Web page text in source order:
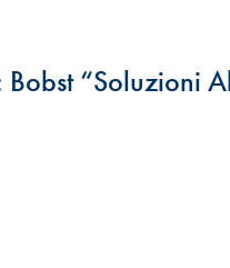
“Soluzioni